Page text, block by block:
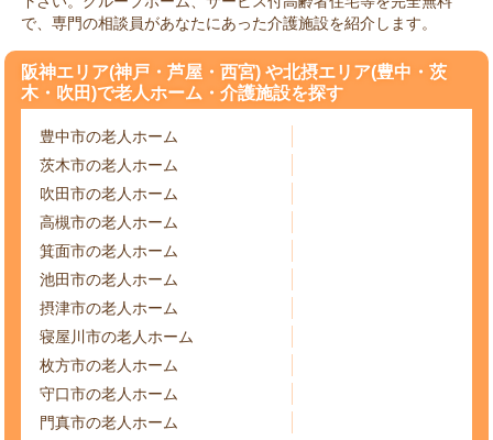
で、専門の相談員があなたにあった介護施設を紹介します。
阪神エリア(神戸・芦屋・西宮) や北摂エリア(豊中・茨
木・吹田)で老人ホーム・介護施設を探す
豊中市の老人ホーム
茨木市の老人ホーム
吹田市の老人ホーム
高槻市の老人ホーム
箕面市の老人ホーム
池田市の老人ホーム
摂津市の老人ホーム
寝屋川市の老人ホーム
枚方市の老人ホーム
守口市の老人ホーム
門真市の老人ホーム